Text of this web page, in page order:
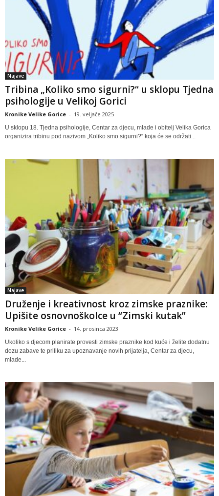
Najave
Tribina „Koliko smo sigurni?“ u sklopu Tjedna
psihologije u Velikoj Gorici
Kronike Velike Gorice - 19. veljače 2025
U sklopu 18. Tjedna psihologije, Centar za djecu, mlade i obitelj Velika Gorica
organizira tribinu pod nazivom „Koliko smo sigurni?“ koja će se održati...
Najave
Druženje i kreativnost kroz zimske praznike:
Upišite osnovnoškolce u “Zimski kutak”
Kronike Velike Gorice - 14. prosinca 2023
Ukoliko s djecom planirate provesti zimske praznike kod kuće i želite dodatnu
dozu zabave te priliku za upoznavanje novih prijatelja, Centar za djecu,
mlade...